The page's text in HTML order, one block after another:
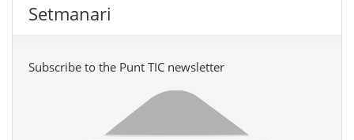
Setmanari
Subscribe to the Punt TIC newsletter